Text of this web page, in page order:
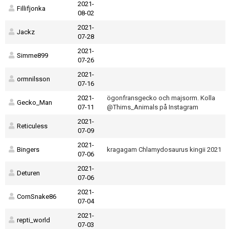
Fillifjonka
2021-
08-02
Jackz
2021-
07-28
Simme899
2021-
07-26
ormnilsson
2021-
07-16
Gecko_Man
2021-
07-11
ögonfransgecko och majsorm. Kolla
@Thims_Animals på Instagram
Reticuless
2021-
07-09
Bingers
2021-
07-06
kragagam Chlamydosaurus kingii 2021
Deturen
2021-
07-06
CornSnake86
2021-
07-04
repti_world
2021-
07-03